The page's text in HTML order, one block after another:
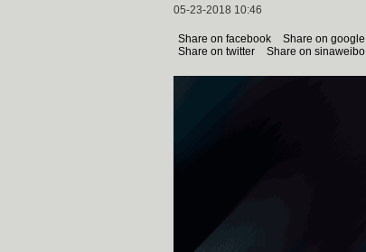
05-23-2018 10:46
Share on facebook
Share on google
Share on twitter
Share on sinaweibo